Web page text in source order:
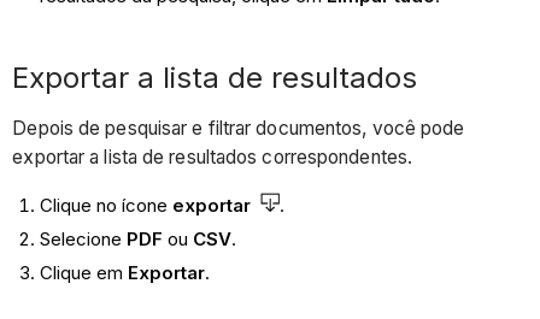
Exportar a lista de resultados
Depois de pesquisar e filtrar documentos, você pode
exportar a lista de resultados correspondentes.
Clique no ícone exportar
.
Selecione PDF ou CSV.
Clique em Exportar.